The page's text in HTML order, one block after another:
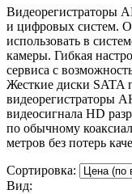
Видеорегистраторы
и цифровых систем.
использовать в
камеры. Гибкая
сервиса с
Жесткие диски SATA
видеорегистраторы
видеосигнала HD
по обычному
метров без потерь
Сортировка:
Вид: